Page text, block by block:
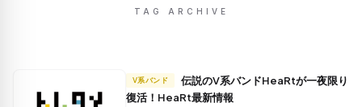
TAG ARCHIVE
V系バンド
伝説のV系バンドHeaRtが一夜限り
復活！HeaRt最新情報